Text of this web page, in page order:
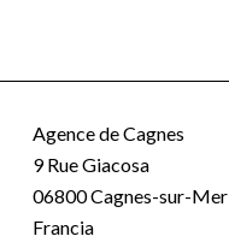
Agence de Cagnes
9 Rue Giacosa
06800Cagnes-sur-Mer
Francia